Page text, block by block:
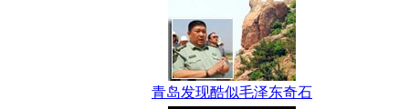
青岛发现酷似毛泽东奇石